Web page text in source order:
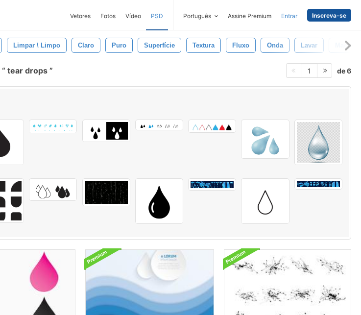
Vetores Fotos Vídeo PSD Português Assine Premium Entrar Inscreva-se
Limpar \ Limpo Claro Puro Superfície Textura Fluxo Onda Lavar Macro
tear drops 1 de 6